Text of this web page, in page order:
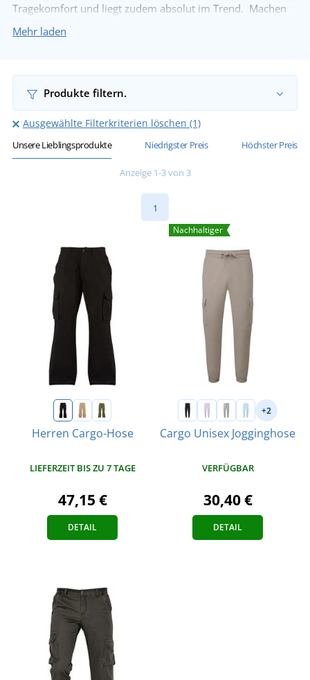
Tragekomfort und liegt zudem absolut im Trend. Machen
Sie Ihre
Freizeit-Outfit
Entdecken Sie unsere Cargohosen für Herren.
Mehr laden
Produkte filtern.
Ausgewählte Filterkriterien löschen (1)
Unsere Lieblingsprodukte Niedrigster Preis Höchster Preis
Anzeige 1-3 von 3
1
Herren Cargo-Hose
LIEFERZEIT BIS ZU 7 TAGE
47,15 €
DETAIL
Nachhaltiger
+2
Cargo Unisex Jogginghose
VERFÜGBAR
30,40 €
DETAIL